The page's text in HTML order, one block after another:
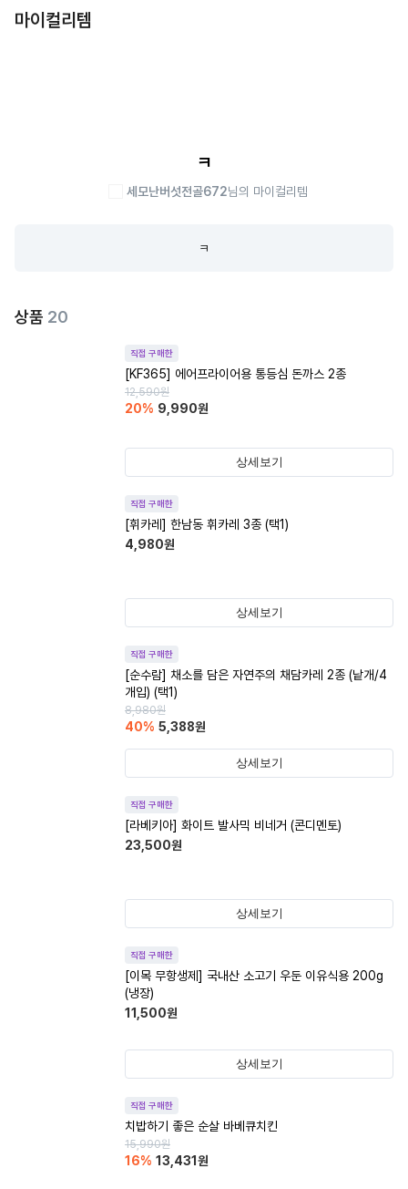
마이컬리템
ㅋ
세모난버섯전골672님의 마이컬리템
ㅋ
상품 20
직접 구매한
[KF365] 에어프라이어용 통등심 돈까스 2종
12,590원
20% 9,990원
상세보기
직접 구매한
[휘카레] 한남동 휘카레 3종 (택1)
4,980원
상세보기
직접 구매한
[순수람] 채소를 담은 자연주의 채담카레 2종 (낱개/4
개입) (택1)
8,980원
40% 5,388원
상세보기
직접 구매한
[라베키아] 화이트 발사믹 비네거 (콘디멘토)
23,500원
상세보기
직접 구매한
[이목 무항생제] 국내산 소고기 우둔 이유식용 200g
(냉장)
11,500원
상세보기
직접 구매한
치밥하기 좋은 순살 바베큐치킨
15,990원
16% 13,431 원